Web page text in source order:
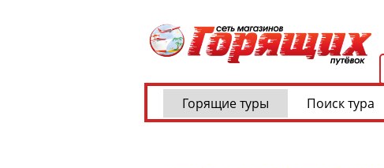
Горящие туры
Поиск тура